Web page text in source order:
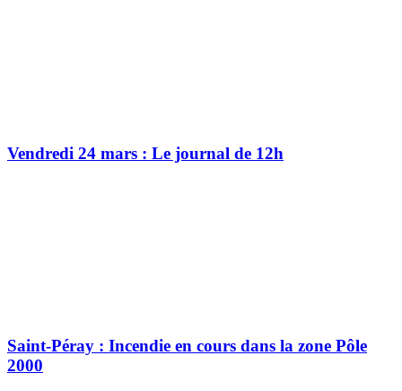
Vendredi 24 mars : Le journal de 12h
Saint-Péray : Incendie en cours dans la zone Pôle
2000